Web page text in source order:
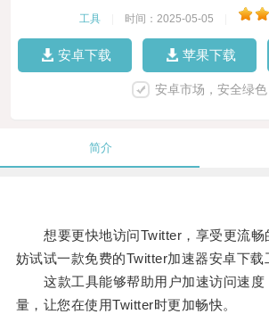
工具 时间：2025-05-05
安卓下载 苹果下载
安卓市场，安全绿色
简介
想要更快地访问Twitter，享受更流畅
妨试试一款免费的Twitter加速器安卓下载
这款工具能够帮助用户加速访问速度
量，让您在使用Twitter时更加畅快。